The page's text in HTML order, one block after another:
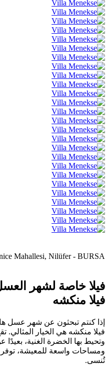
Mahallesi, Nilüfer - BURSA
فيلا خاصة لشهر
فيلا منكشه
إذا كنتم تبحثون عن شهر عسل
فيلا منكشه هي الخيار المثالي.
وتحيط بها الخضرة الغنية،
ومساحات واسعة للمعيشة، توفر
تُنسى.